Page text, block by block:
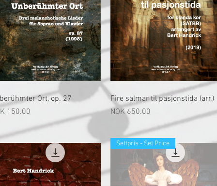
快速瀏覽
Ort, op. 27
150.00
快速瀏覽
Fire salmar til pasjonstida (arr.)
價格
NOK 650.00
Settpris - Set Price